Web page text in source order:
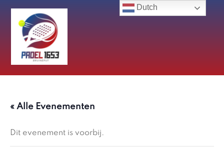
content
« Alle Evenementen
Dit evenement is voorbij.
Dutch